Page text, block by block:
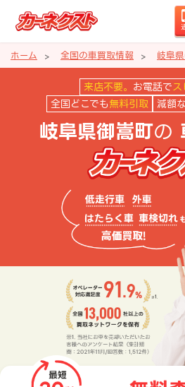
ホーム 全国の車買取情報 岐阜
岐阜県御嵩町の車
来店不要。 お電話で ス
全国どこでも 無料引取 減額
岐阜県御嵩町の